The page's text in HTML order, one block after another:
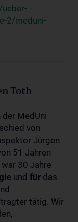
2/meduni-
Toth
MedUni
von
Jürgen
51 Jahren
30 Jahre
und für das
tätig. Wir